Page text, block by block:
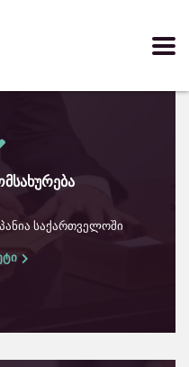
საქართველოში